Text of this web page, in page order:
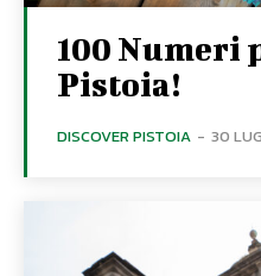
100 Numeri
Pistoia!
DISCOVER PISTOIA - 30